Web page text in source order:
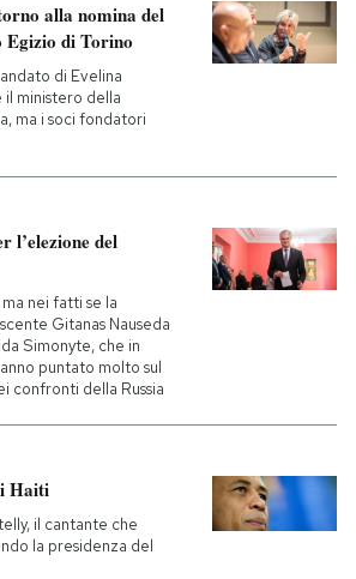
Mondiali calcio 2026
alla nomina del
Egizio di Torino
di Evelina
il ministero della
ma i soci fondatori
l’elezione del
nei fatti se la
Gitanas Nauseda
Simonyte, che in
puntato molto sul
confronti della Russia
Haiti
il cantante che
la presidenza del